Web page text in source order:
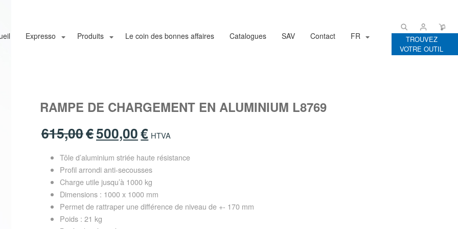
Expresso Produits Le coin des bonnes affaires Catalogues SAV Contact FR
TROUVEZ
VOTRE OUTIL
RAMPE DE CHARGEMENT EN ALUMINIUM L8769
615,00€ Le
initial
était :
615,00€.
500,00€Le
actuel
est :
500,00€.
HTVA
Tôle d’aluminium striée haute résistance
Profil arrondi anti-secousses
Charge utile jusqu’à 1000 kg
Dimensions : 1000 x 1000 mm
Permet de rattraper une différence de niveau de +- 170 mm
Poids : 21 kg